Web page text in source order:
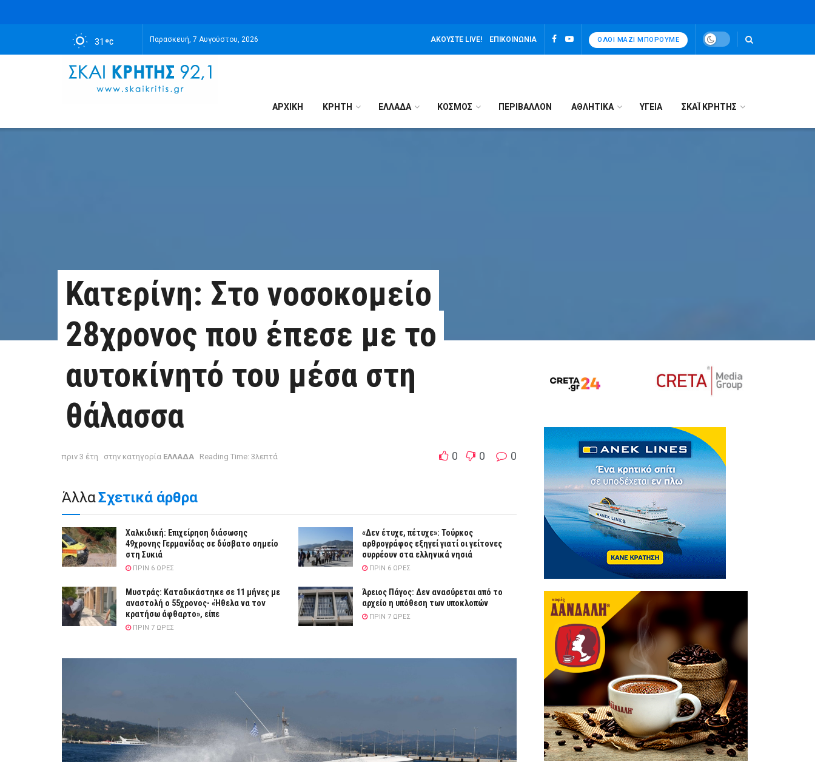
31 Παρασκευή, 7 Αυγούστου, 2026 ΑΚΟΎΣΤΕ LIVE! ΕΠΙΚΟΙΝΩΝΊΑ ΌΛΟΙ ΜΑΖΊ ΜΠΟΡΟΎΜΕ
ΑΡΧΙΚΉ ΚΡΗΤΗ ΕΛΛΑΔΑ ΚΟΣΜΟΣ ΠΕΡΙΒΑΛΛΟΝ ΑΘΛΗΤΙΚΑ ΥΓΕΙΑ ΣΚΑΪ ΚΡΗΤΗΣ
Κατερίνη: Στο νοσοκομείο
28χρονος που έπεσε με το
αυτοκίνητό του μέσα στη
θάλασσα
πριν 3 έτη στην κατηγορία ΕΛΛΑΔΑ Reading Time: 3λεπτά 0 0 0
ΆλλαΣχετικά άρθρα
Χαλκιδική: Επιχείρηση διάσωσης
49χρονης Γερμανίδας σε δύσβατο σημείο
στη Συκιά
ΠΡΙΝ 6 ΏΡΕΣ
«Δεν έτυχε, πέτυχε»: Τούρκος
αρθρογράφος εξηγεί γιατί οι γείτονες
συρρέουν στα ελληνικά νησιά
ΠΡΙΝ 6 ΏΡΕΣ
Μυστράς: Καταδικάστηκε σε 11 μήνες με
αναστολή ο 55χρονος- «Ήθελα να τον
κρατήσω άφθαρτο», είπε
ΠΡΙΝ 7 ΏΡΕΣ
Άρειος Πάγος: Δεν ανασύρεται από το
αρχείο η υπόθεση των υποκλοπών
ΠΡΙΝ 7 ΏΡΕΣ